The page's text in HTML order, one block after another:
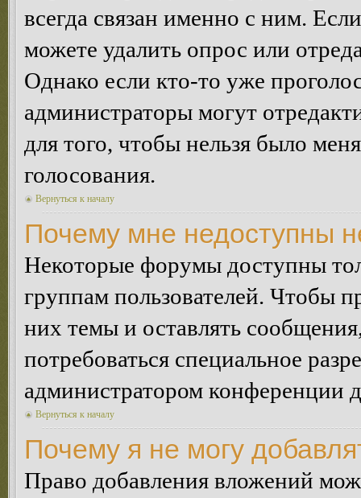
всегда связан именно с ним.
можете удалить опрос или
Однако если кто-то уже
администраторы могут
для того, чтобы нельзя было
голосования.
Вернуться к началу
Почему мне недоступны
Некоторые форумы доступны
группам пользователей. Чтобы
них темы и оставлять
потребоваться специальное
администратором конференции
Вернуться к началу
Почему я не могу
Право добавления вложений